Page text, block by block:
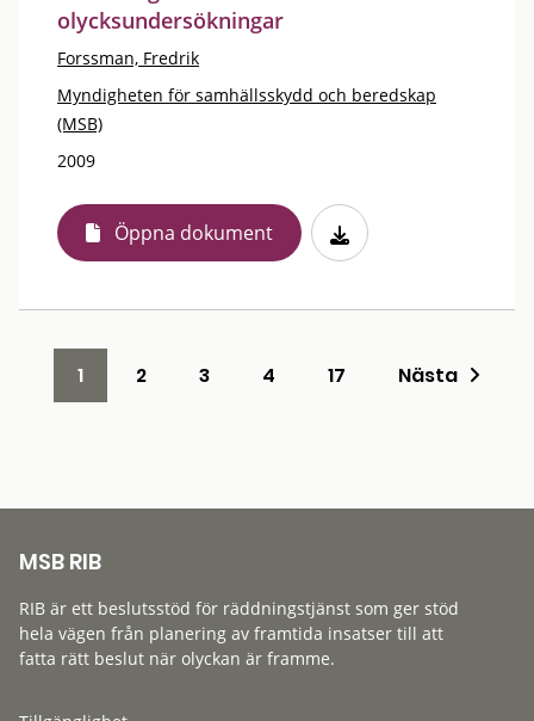
olycksundersökningar
Forssman, Fredrik
Myndigheten för samhällsskydd och beredskap
(MSB)
2009
Öppna dokument
1 2 3 4 17 Nästa
MSB RIB
RIB är ett beslutsstöd för räddningstjänst som ger stöd
hela vägen från planering av framtida insatser till att
fatta rätt beslut när olyckan är framme.